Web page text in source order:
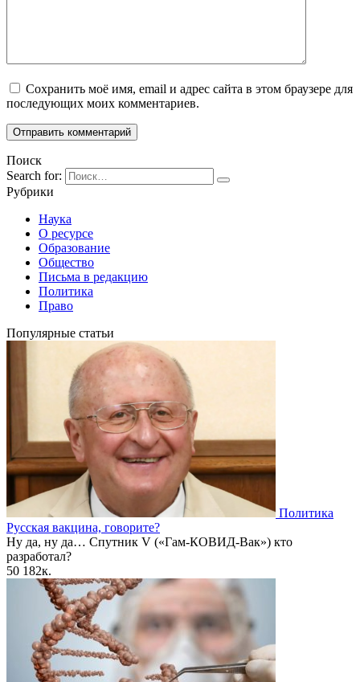
Сохранить моё имя, email и адрес сайта в этом браузере для
последующих моих комментариев.
Поиск
Search for:
Рубрики
Наука
О ресурсе
Образование
Общество
Письма в редакцию
Политика
Право
Популярные статьи
Политика
Русская вакцина, говорите?
Ну да, ну да… Спутник V («Гам-КОВИД-Вак») кто
разработал?
50 182к.